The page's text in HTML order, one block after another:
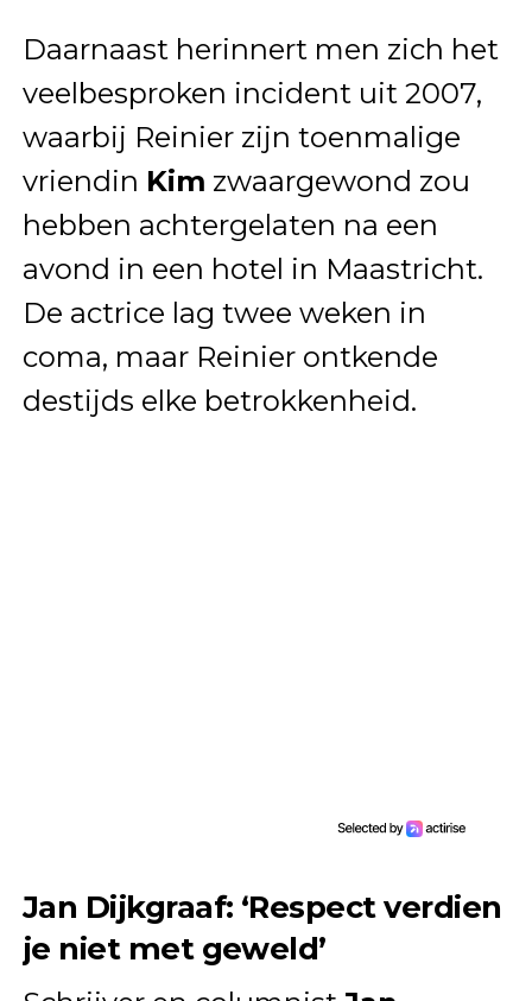
Daarnaast herinnert men zich het
veelbesproken incident uit 2007,
waarbij Reinier zijn toenmalige
vriendin Kim zwaargewond zou
hebben achtergelaten na een
avond in een hotel in Maastricht.
De actrice lag twee weken in
coma, maar Reinier ontkende
destijds elke betrokkenheid.
Jan Dijkgraaf: ‘Respect verdien
je niet met geweld’